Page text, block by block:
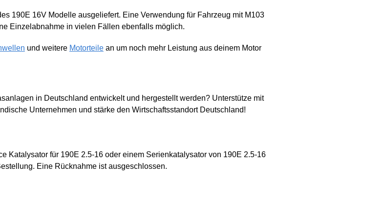
190E 16V Modelle ausgeliefert. Eine Verwendung für Fahrzeug mit M103
Einzelabnahme in vielen Fällen ebenfalls möglich.
und weitere Motorteilean um noch mehr Leistung aus deinem Motor
in Deutschland entwickelt und hergestellt werden? Unterstütze mit
Unternehmen und stärke den Wirtschaftsstandort Deutschland!
Katalysator für 190E 2.5-16 oder einem Serienkatalysator von 190E 2.5-16
Eine Rücknahme ist ausgeschlossen.